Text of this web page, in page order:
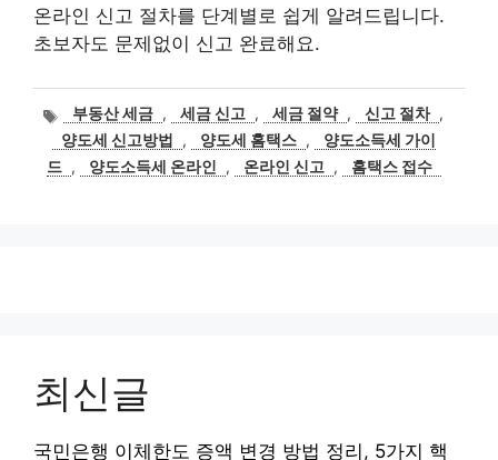
온라인 신고 절차를 단계별로 쉽게 알려드립니다.
초보자도 문제없이 신고 완료해요.
태
그
부동산 세금 , 세금 신고 , 세금 절약 , 신고 절차 ,
양도세 신고방법
, 양도세 홈택스 ,
양도소득세 가이
드 , 양도소득세 온라인 , 온라인 신고 , 홈택스 접수
최신글
국민은행 이체한도 증액 변경 방법 정리, 5가지 핵